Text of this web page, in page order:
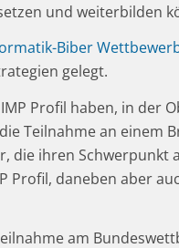
und weiterbilden
Biber
gelegt.
Profil haben, in der
Teilnahme an einem
die ihren
Profil, daneben aber
am